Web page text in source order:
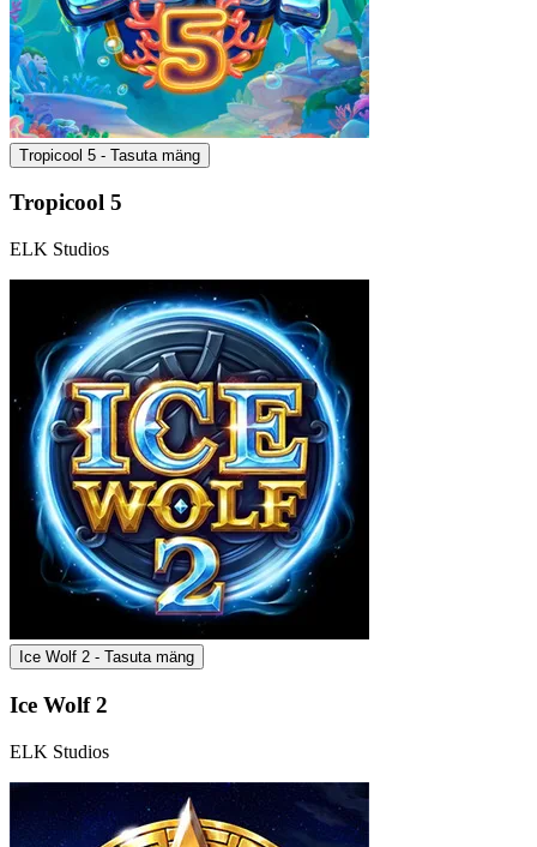
Tropicool 5 - Tasuta mäng
Tropicool 5
ELK Studios
Ice Wolf 2 - Tasuta mäng
Ice Wolf 2
ELK Studios